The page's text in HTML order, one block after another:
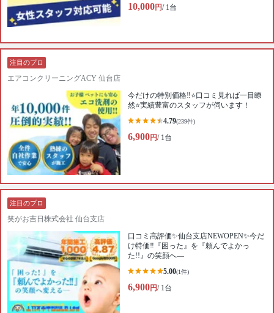
10,000円/ 1台
注目のプロ
エアコンクリーニングACY 仙台店
今だけの特別価格‼️⭐口コミ見れば一目瞭
然⭐実績豊富のスタッフが伺います！
4.79(239件)
6,900円/ 1台
注目のプロ
笑がお吉日株式会社 仙台支店
口コミ高評価✨仙台支店NEWOPEN✨今だ
け特価‼️『困った』を『頼んでよかっ
た!!』の笑顔へ—
5.00(1件)
6,900円/ 1台